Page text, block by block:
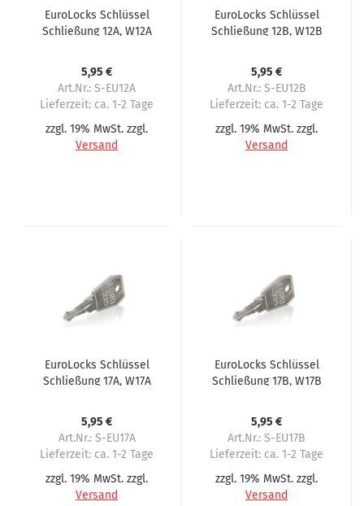
EuroLocks Schlüssel
Schließung 12A, W12A
5,95 €
Art.Nr.: S-EU12A
Lieferzeit: ca. 1-2 Tage
zzgl. 19% MwSt. zzgl.
Versand
EuroLocks Schlüssel
Schließung 12B, W12B
5,95 €
Art.Nr.: S-EU12B
Lieferzeit: ca. 1-2 Tage
zzgl. 19% MwSt. zzgl.
Versand
EuroLocks Schlüssel
Schließung 17A, W17A
5,95 €
Art.Nr.: S-EU17A
Lieferzeit: ca. 1-2 Tage
zzgl. 19% MwSt. zzgl.
Versand
EuroLocks Schlüssel
Schließung 17B, W17B
5,95 €
Art.Nr.: S-EU17B
Lieferzeit: ca. 1-2 Tage
zzgl. 19% MwSt. zzgl.
Versand